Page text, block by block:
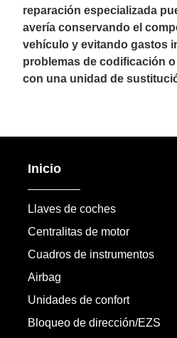
reparación especializada
avería conservando el
vehículo y evitando gastos
problemas de codificación
con una unidad de
Inicio
Llaves de coches
Centralitas de motor
Cuadros de instrumentos
Airbag
Unidades de confort
Bloqueo de dirección/EZS